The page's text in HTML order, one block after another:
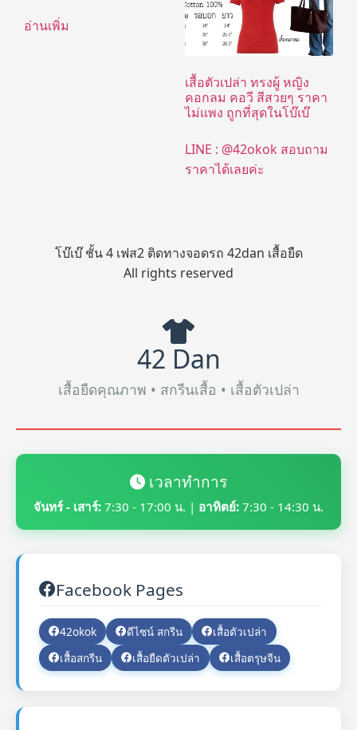
อ่านเพิ่ม
เสื้อตัวเปล่า ทรงผู้ หญิง
คอกลม คอวี สีสวยๆ ราคา
ไม่แพง ถูกที่สุดในโบ๊เบ๊
LINE : @42okok สอบถาม
ราคาได้เลยค่ะ
โบ๊เบ๊ ชั้น 4 เฟส2 ติดทางจอดรถ 42dan เสื้อยืด
All rights reserved
42 Dan
เสื้อยืดคุณภาพ • สกรีนเสื้อ • เสื้อตัวเปล่า
เวลาทำการ
จันทร์ - เสาร์: 7:30 - 17:00 น. | อาทิตย์: 7:30 - 14:30 น.
Facebook Pages
42okok ดีไซน์ สกรีน
เสื้อตัวเปล่า
เสื้อสกรีน
เสื้อยืดตัวเปล่า เสื้อตรุษจีน